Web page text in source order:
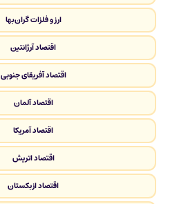
ارز و فلزات گران‌بها
اقتصاد آرژانتین
اقتصاد آفریقای جنوبی
اقتصاد آلمان
اقتصاد آمریکا
اقتصاد اتریش
اقتصاد ازبکستان